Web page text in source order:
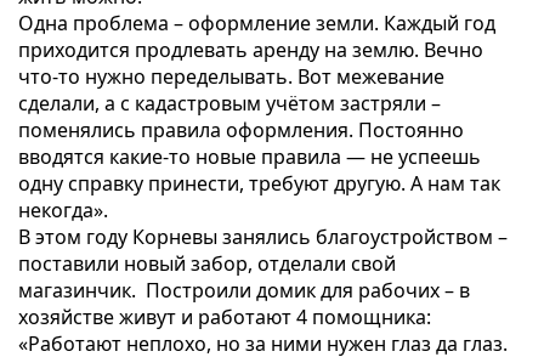
Одна проблема – оформление земли. Каждый год
приходится продлевать аренду на землю. Вечно
что-то нужно переделывать. Вот межевание
сделали, а с кадастровым учётом застряли –
поменялись правила оформления. Постоянно
вводятся какие-то новые правила — не успеешь
одну справку принести, требуют другую. А нам так
некогда».
В этом году Корневы занялись благоустройством –
поставили новый забор, отделали свой
магазинчик. Построили домик для рабочих – в
хозяйстве живут и работают 4 помощника:
«Работают неплохо, но за ними нужен глаз да глаз.